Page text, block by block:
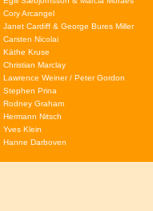
Cory Arcangel
Janet Cardiff & George Bures Miller
Carsten Nicolai
Käthe Kruse
Christian Marclay
Lawrence Weiner / Peter Gordon
Stephen Prina
Rodney Graham
Hermann Nitsch
Yves Klein
Hanne Darboven